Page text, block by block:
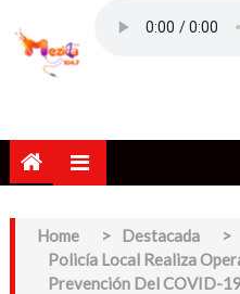
Home > Destacada
>
Policía Local Realiza
Prevención Del COVID-